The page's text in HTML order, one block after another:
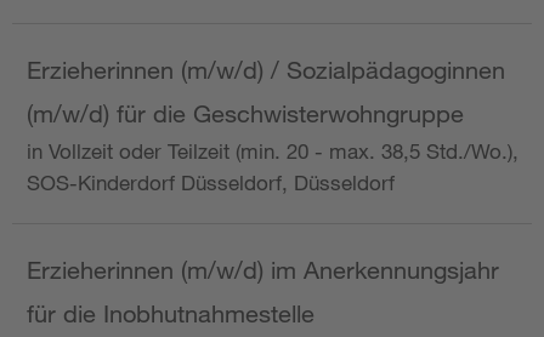
Erzieherinnen (m/w/d) / Sozialpädagoginnen
(m/w/d) für die Geschwisterwohngruppe
in Vollzeit oder Teilzeit (min. 20 - max. 38,5 Std./Wo.),
SOS-Kinderdorf Düsseldorf, Düsseldorf
Erzieherinnen (m/w/d) im Anerkennungsjahr
für die Inobhutnahmestelle